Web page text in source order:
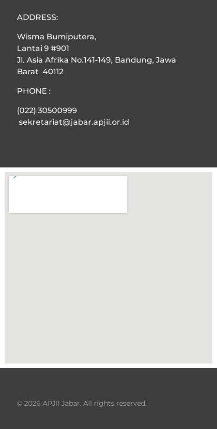
ADDRESS:
Wisma Bumiputera,
Lantai 9 #901
Jl. Asia Afrika No.141-149, Bandung, Jawa
Barat 40112
PHONE :
(022) 30500999
sekretariat@jabar.apjii.or.id
© 2026 APJII Jabar. All rights reserved.